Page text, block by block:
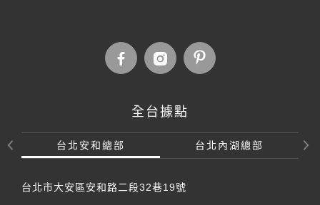
全台據點
台北安和總部 台北內湖總部
台北市大安區安和路二段32巷19號